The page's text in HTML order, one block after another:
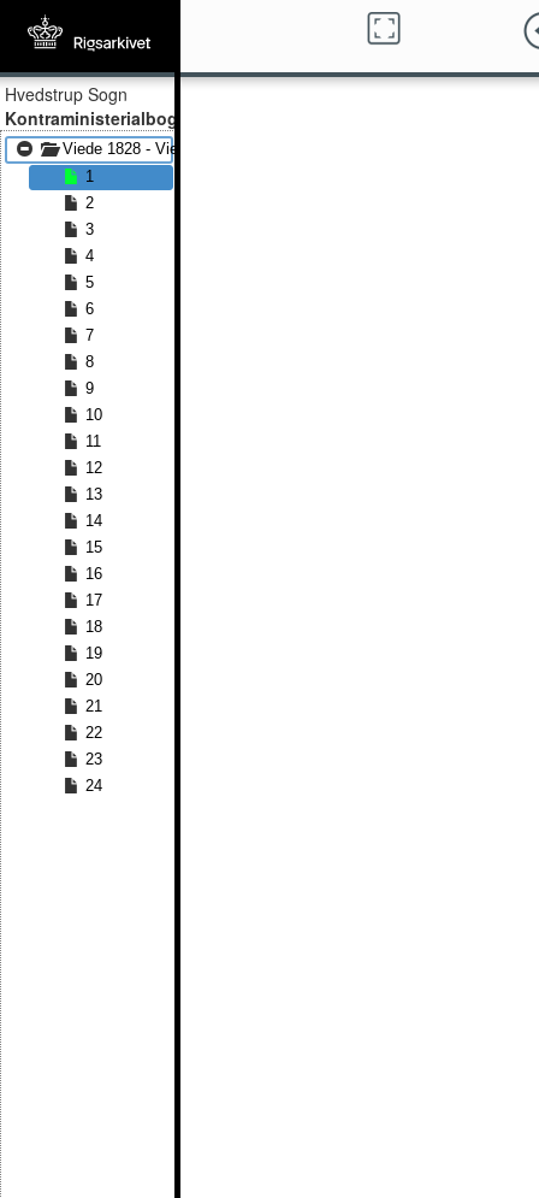
Hvedstrup Sogn
Kontraministerialbog
Viede 1828 - Viede 1857
1
2
3
4
5
6
7
8
9
10
11
12
13
14
15
16
17
18
19
20
21
22
23
24